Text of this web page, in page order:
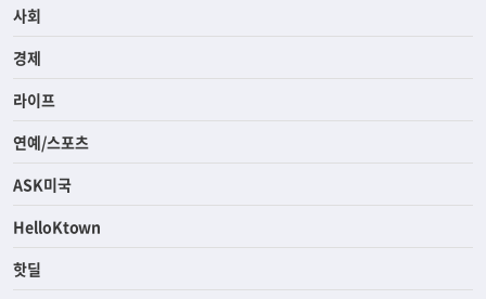
사회
경제
라이프
연예/스포츠
ASK미국
HelloKtown
핫딜